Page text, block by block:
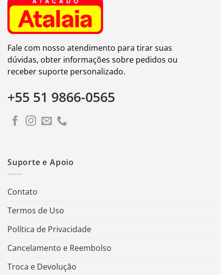
Fale com nosso atendimento para tirar suas
dúvidas, obter informações sobre pedidos ou
receber suporte personalizado.
+55 51 9866-0565
Suporte e Apoio
Contato
Termos de Uso
Política de Privacidade
Cancelamento e Reembolso
Troca e Devolução